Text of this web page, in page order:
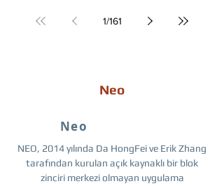
1/161
Neo
Neo
NEO, 2014 yılında Da HongFei ve Erik Zhang
tarafından kurulan açık kaynaklı bir blok
zinciri merkezi olmayan uygulama